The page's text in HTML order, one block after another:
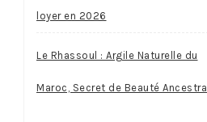
loyer en 2026
Le Rhassoul : Argile Naturelle du
Maroc, Secret de Beauté Ancestral